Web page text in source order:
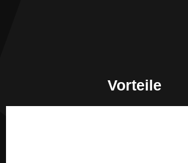
Vorteile